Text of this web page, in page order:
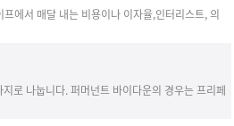
에서 매달 내는 비용이나 이자율,인터리스트, 의
나눕니다. 퍼머넌트 바이다운의 경우는 프리페